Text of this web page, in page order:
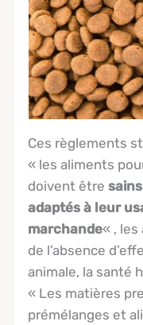
Ces règlements
« les aliments
doivent être
adaptés à leur
marchande« ,
de l’absence
animale, la santé
« Les matières
prémélanges et